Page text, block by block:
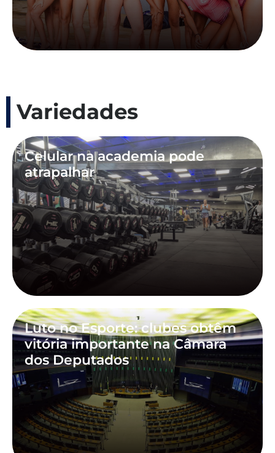
Variedades
Celular na academia pode
atrapalhar
Luto no Esporte: clubes obtêm
vitória importante na Câmara
dos Deputados